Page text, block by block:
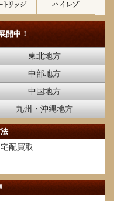
開中！
東北地方
中部地方
中国地方
九州・沖縄地方
宅配買取